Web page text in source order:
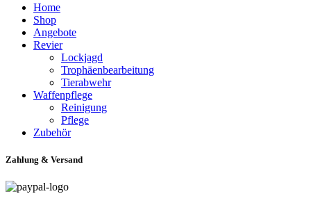
Home
Shop
Angebote
Revier
Lockjagd
Trophäenbearbeitung
Tierabwehr
Waffenpflege
Reinigung
Pflege
Zubehör
Zahlung & Versand